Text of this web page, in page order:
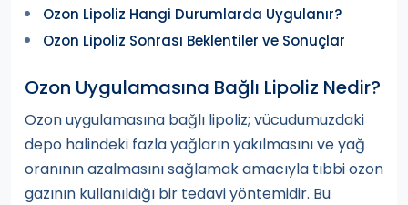
Ozon Lipoliz Hangi Durumlarda Uygulanır?
Ozon Lipoliz Sonrası Beklentiler ve Sonuçlar
Ozon Uygulamasına Bağlı Lipoliz Nedir?
Ozon uygulamasına bağlı lipoliz; vücudumuzdaki
depo halindeki fazla yağların yakılmasını ve yağ
oranının azalmasını sağlamak amacıyla tıbbi ozon
gazının kullanıldığı bir tedavi yöntemidir. Bu